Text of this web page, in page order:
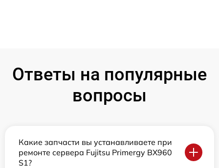
Ответы на популярные
вопросы
Какие запчасти вы устанавливаете при
ремонте сервера Fujitsu Primergy BX960
S1?